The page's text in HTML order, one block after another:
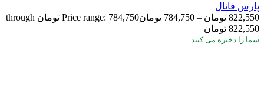
پارس فانال
822,550 تومان –
784,750 تومان
Price range: 784,750 تومان through
822,550 تومان
شما را ذخیره می کنید